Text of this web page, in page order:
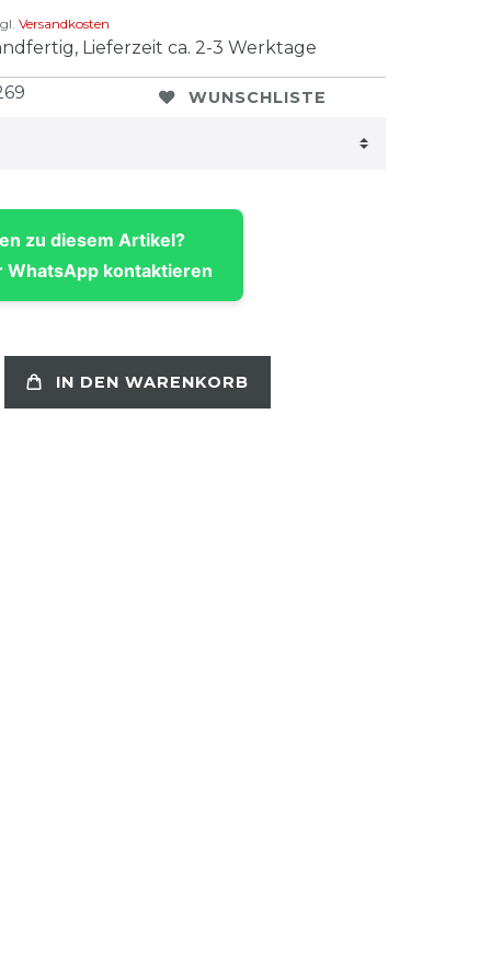
Versandkosten
Lieferzeit ca. 2-3 Werktage
WUNSCHLISTE
zu diesem Artikel?
WhatsApp kontaktieren
IN DEN WARENKORB